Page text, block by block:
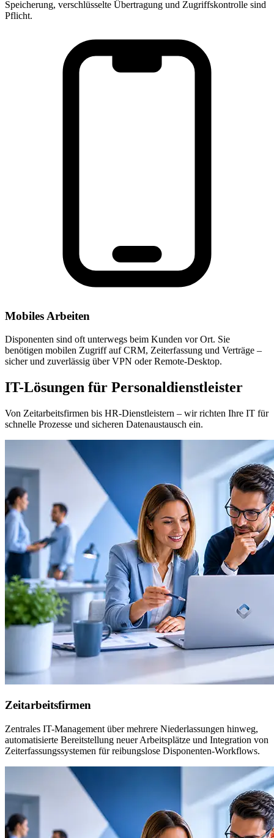
Speicherung, verschlüsselte Übertragung und Zugriffskontrolle sind
Pflicht.
Mobiles Arbeiten
Disponenten sind oft unterwegs beim Kunden vor Ort. Sie
benötigen mobilen Zugriff auf CRM, Zeiterfassung und Verträge –
sicher und zuverlässig über VPN oder Remote-Desktop.
IT-Lösungen für Personaldienstleister
Von Zeitarbeitsfirmen bis HR-Dienstleistern – wir richten Ihre IT für
schnelle Prozesse und sicheren Datenaustausch ein.
Zeitarbeitsfirmen
Zentrales IT-Management über mehrere Niederlassungen hinweg,
automatisierte Bereitstellung neuer Arbeitsplätze und Integration von
Zeiterfassungssystemen für reibungslose Disponenten-Workflows.